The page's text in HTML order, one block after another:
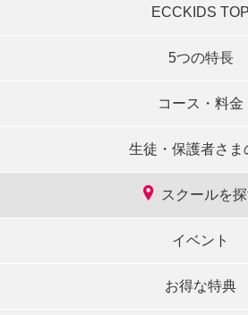
ECCKIDS TOP
5つの特長
コース・料金
生徒・保護者さま
スクールを
イベント
お得な特典